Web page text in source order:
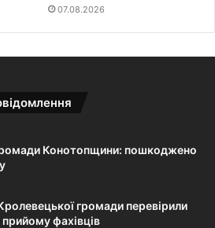
07.08.2026
Конотопщини: пошкоджено
громади перевірили
прийому фахівців